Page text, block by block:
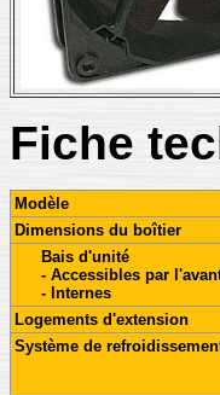
Fiche
Modèle
Dimensions du boîtier
Bais d'unité
- Accessibles par
- Internes
Logements d'extension
Système de